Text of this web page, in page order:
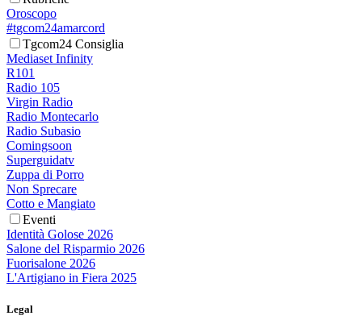
Oroscopo
#tgcom24amarcord
Tgcom24 Consiglia
Mediaset Infinity
R101
Radio 105
Virgin Radio
Radio Montecarlo
Radio Subasio
Comingsoon
Superguidatv
Zuppa di Porro
Non Sprecare
Cotto e Mangiato
Eventi
Identità Golose 2026
Salone del Risparmio 2026
Fuorisalone 2026
L'Artigiano in Fiera 2025
Legal